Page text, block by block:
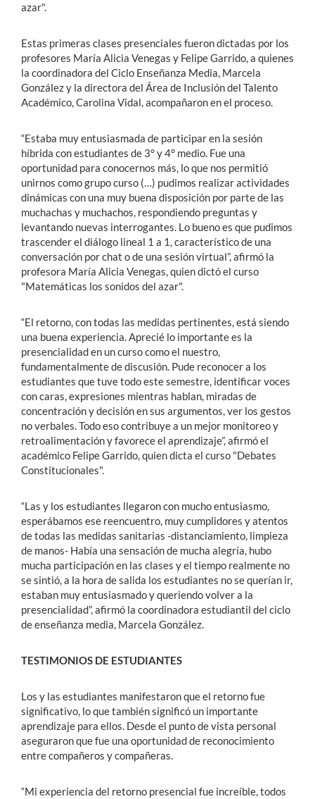
azar".
Estas primeras clases presenciales fueron dictadas por los
profesores María Alicia Venegas y Felipe Garrido, a quienes
la coordinadora del Ciclo Enseñanza Media, Marcela
González y la directora del Área de Inclusión del Talento
Académico, Carolina Vidal, acompañaron en el proceso.
“Estaba muy entusiasmada de participar en la sesión
híbrida con estudiantes de 3° y 4° medio. Fue una
oportunidad para conocernos más, lo que nos permitió
unirnos como grupo curso (…) pudimos realizar actividades
dinámicas con una muy buena disposición por parte de las
muchachas y muchachos, respondiendo preguntas y
levantando nuevas interrogantes. Lo bueno es que pudimos
trascender el diálogo lineal 1 a 1, característico de una
conversación por chat o de una sesión virtual”, afirmó la
profesora María Alicia Venegas, quien dictó el curso
"Matemáticas los sonidos del azar".
“El retorno, con todas las medidas pertinentes, está siendo
una buena experiencia. Aprecié lo importante es la
presencialidad en un curso como el nuestro,
fundamentalmente de discusión. Pude reconocer a los
estudiantes que tuve todo este semestre, identificar voces
con caras, expresiones mientras hablan, miradas de
concentración y decisión en sus argumentos, ver los gestos
no verbales. Todo eso contribuye a un mejor monitoreo y
retroalimentación y favorece el aprendizaje”, afirmó el
académico Felipe Garrido, quien dicta el curso "Debates
Constitucionales".
“Las y los estudiantes llegaron con mucho entusiasmo,
esperábamos ese reencuentro, muy cumplidores y atentos
de todas las medidas sanitarias -distanciamiento, limpieza
de manos- Había una sensación de mucha alegría, hubo
mucha participación en las clases y el tiempo realmente no
se sintió, a la hora de salida los estudiantes no se querían ir,
estaban muy entusiasmado y queriendo volver a la
presencialidad”, afirmó la coordinadora estudiantil del ciclo
de enseñanza media, Marcela González.
TESTIMONIOS DE ESTUDIANTES
Los y las estudiantes manifestaron que el retorno fue
significativo, lo que también significó un importante
aprendizaje para ellos. Desde el punto de vista personal
aseguraron que fue una oportunidad de reconocimiento
entre compañeros y compañeras.
“Mi experiencia del retorno presencial fue increíble, todos